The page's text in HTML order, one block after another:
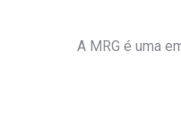
A MRG é uma